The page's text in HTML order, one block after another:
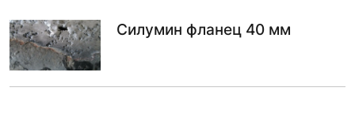
Силумин фланец 40 мм